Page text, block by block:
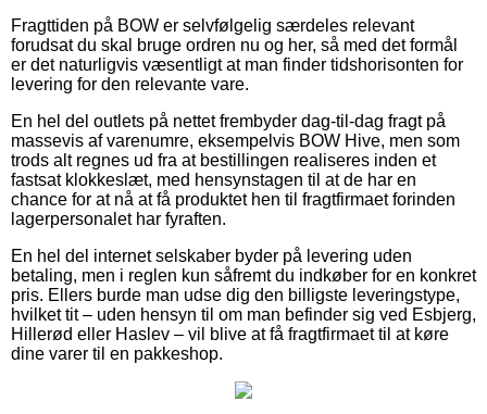
Fragttiden på BOW er selvfølgelig særdeles relevant
forudsat du skal bruge ordren nu og her, så med det formål
er det naturligvis væsentligt at man finder tidshorisonten for
levering for den relevante vare.
En hel del outlets på nettet frembyder dag-til-dag fragt på
massevis af varenumre, eksempelvis BOW Hive, men som
trods alt regnes ud fra at bestillingen realiseres inden et
fastsat klokkeslæt, med hensynstagen til at de har en
chance for at nå at få produktet hen til fragtfirmaet forinden
lagerpersonalet har fyraften.
En hel del internet selskaber byder på levering uden
betaling, men i reglen kun såfremt du indkøber for en konkret
pris. Ellers burde man udse dig den billigste leveringstype,
hvilket tit – uden hensyn til om man befinder sig ved Esbjerg,
Hillerød eller Haslev – vil blive at få fragtfirmaet til at køre
dine varer til en pakkeshop.